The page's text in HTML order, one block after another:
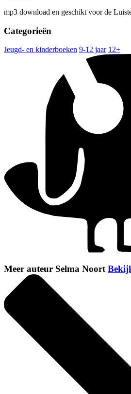
mp3 download en geschikt voor de
Categorieën
Jeugd- en kinderboeken 9-12 jaar 12+
Meer auteur Selma Noort